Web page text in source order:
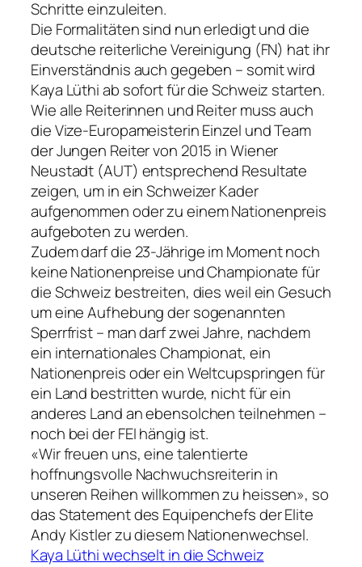
Schritte einzuleiten.
Die Formalitäten sind nun erledigt und die
deutsche reiterliche Vereinigung (FN) hat ihr
Einverständnis auch gegeben – somit wird
Kaya Lüthi ab sofort für die Schweiz starten.
Wie alle Reiterinnen und Reiter muss auch
die Vize-Europameisterin Einzel und Team
der Jungen Reiter von 2015 in Wiener
Neustadt (AUT) entsprechend Resultate
zeigen, um in ein Schweizer Kader
aufgenommen oder zu einem Nationenpreis
aufgeboten zu werden.
Zudem darf die 23-Jährige im Moment noch
keine Nationenpreise und Championate für
die Schweiz bestreiten, dies weil ein Gesuch
um eine Aufhebung der sogenannten
Sperrfrist – man darf zwei Jahre, nachdem
ein internationales Championat, ein
Nationenpreis oder ein Weltcupspringen für
ein Land bestritten wurde, nicht für ein
anderes Land an ebensolchen teilnehmen –
noch bei der FEI hängig ist.
«Wir freuen uns, eine talentierte
hoffnungsvolle Nachwuchsreiterin in
unseren Reihen willkommen zu heissen», so
das Statement des Equipenchefs der Elite
Andy Kistler zu diesem Nationenwechsel.
Kaya Lüthi wechselt in die Schweiz